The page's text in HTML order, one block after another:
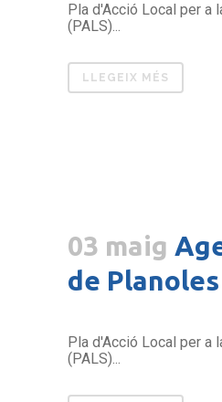
Pla d'Acció Local per a
(PALS)...
LLEGEIX MÉS
03 maig
de Planoles
Pla d'Acció Local per a
(PALS)...